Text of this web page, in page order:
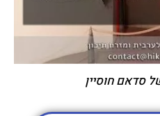
סדאם חוסיין